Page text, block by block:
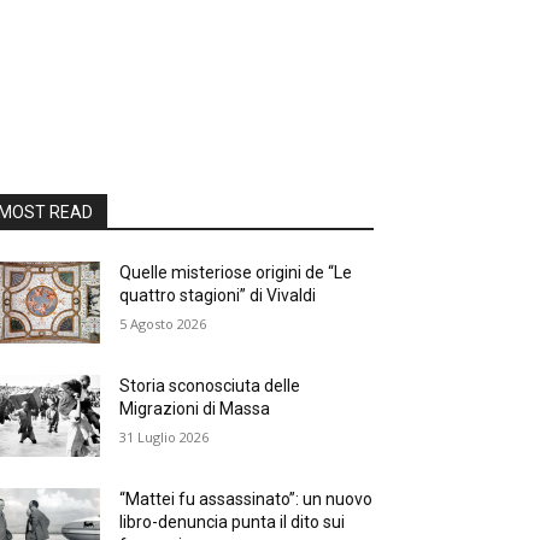
READ
Quelle misteriose origini de “Le
quattro stagioni” di Vivaldi
5 Agosto 2026
Storia sconosciuta delle
Migrazioni di Massa
31 Luglio 2026
“Mattei fu assassinato”: un nuovo
libro-denuncia punta il dito sui